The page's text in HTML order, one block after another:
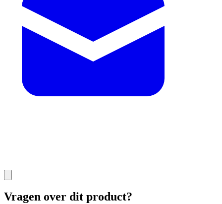
Vragen over dit product?